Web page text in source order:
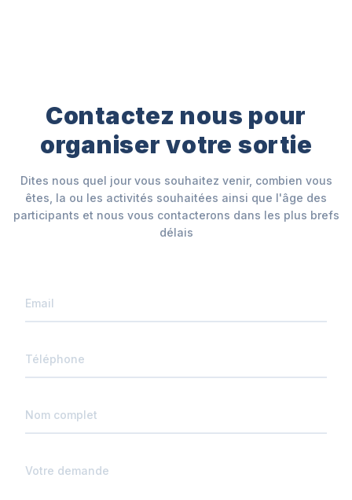
Contactez nous pour
organiser votre sortie
Dites nous quel jour vous souhaitez venir, combien vous
êtes, la ou les activités souhaitées ainsi que l'âge des
participants et nous vous contacterons dans les plus brefs
délais